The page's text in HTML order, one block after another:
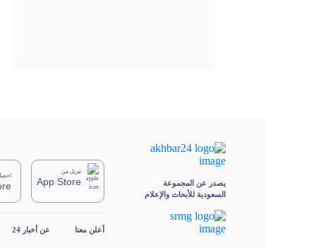
يصدر عن المجموعة
السعودية للأبحاث والإعلام
تنزيل من
App Store
أعلن معنا عن أخبار 24